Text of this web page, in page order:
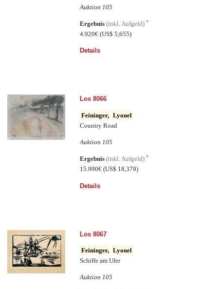
Auktion 105
Ergebnis(inkl. Aufgeld)*
4.920€(US$ 5,655)
Details
Los 8066
Feininger, Lyonel
Country Road
Auktion 105
Ergebnis(inkl. Aufgeld)*
15.990€(US$ 18,379)
Details
Los 8067
Feininger, Lyonel
Schiffe am Ufer
Auktion 105